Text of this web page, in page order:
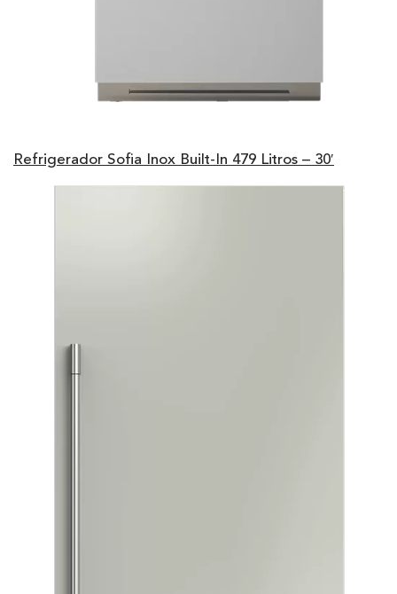
Refrigerador Sofia Inox Built-In 479 Litros – 30′